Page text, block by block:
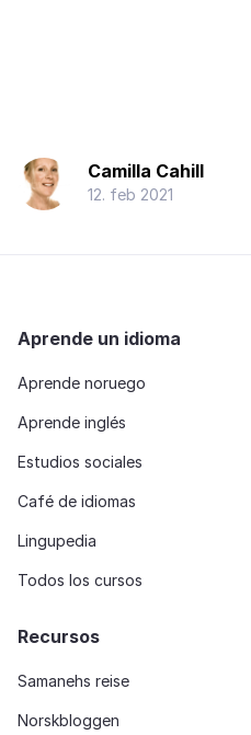
Camilla Cahill
12. feb 2021
Aprende un idioma
Aprende noruego
Aprende inglés
Estudios sociales
Café de idiomas
Lingupedia
Todos los cursos
Recursos
Samanehs reise
Norskbloggen